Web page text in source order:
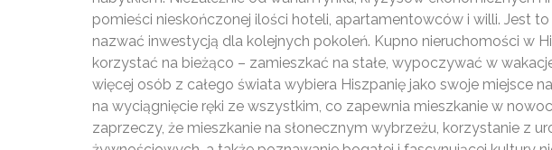
pomieści nieskończonej ilości hoteli, apartamentowców i willi. Jest
nazwać inwestycją dla kolejnych pokoleń. Kupno nieruchomości w
korzystać na bieżąco – zamieszkać na stałe, wypoczywać w
więcej osób z całego świata wybiera Hiszpanię jako swoje miejsce
na wyciągnięcie ręki ze wszystkim, co zapewnia mieszkanie w
zaprzeczy, że mieszkanie na słonecznym wybrzeżu, korzystanie z